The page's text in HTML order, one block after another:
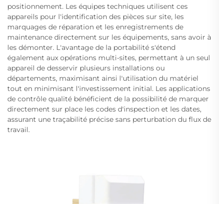
positionnement. Les équipes techniques utilisent ces
appareils pour l'identification des pièces sur site, les
marquages de réparation et les enregistrements de
maintenance directement sur les équipements, sans avoir à
les démonter. L'avantage de la portabilité s'étend
également aux opérations multi-sites, permettant à un seul
appareil de desservir plusieurs installations ou
départements, maximisant ainsi l'utilisation du matériel
tout en minimisant l'investissement initial. Les applications
de contrôle qualité bénéficient de la possibilité de marquer
directement sur place les codes d'inspection et les dates,
assurant une traçabilité précise sans perturbation du flux de
travail.